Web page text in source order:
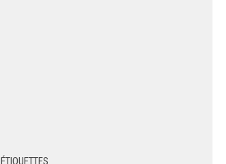
ÉTIQUETTES